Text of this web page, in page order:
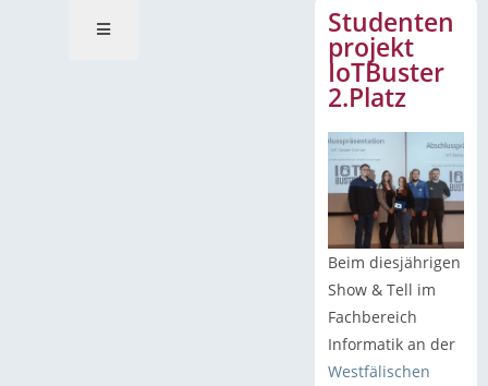
Studenten
projekt
IoTBuster
2.Platz
Beim diesjährigen
Show & Tell im
Fachbereich
Informatik an der
Westfälischen